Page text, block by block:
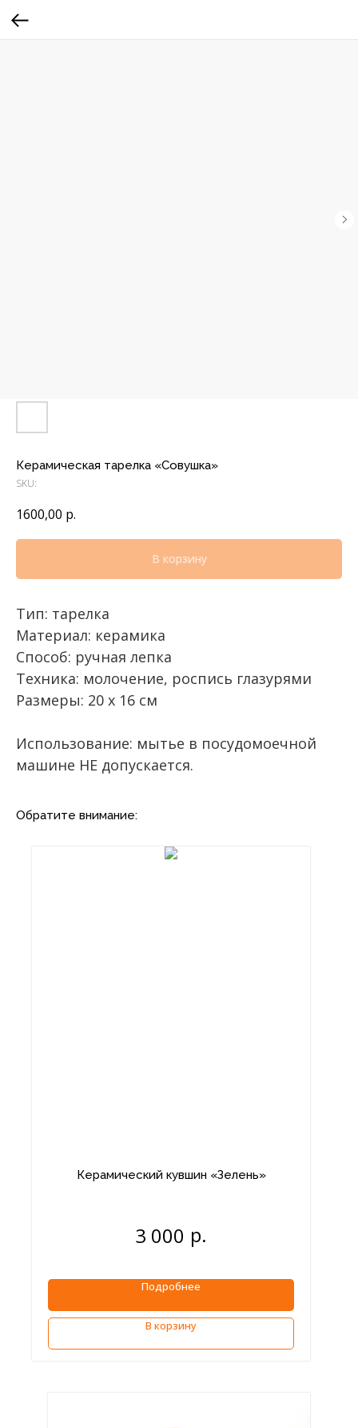
Керамическая тарелка «Совушка»
SKU:
1600,00 р.
В корзину
Тип: тарелка
Материал: керамика
Способ: ручная лепка
Техника: молочение, роспись глазурями
Размеры: 20 х 16 см
Использование: мытье в посудомоечной
машине НЕ допускается.
Обратите внимание:
Керамический кувшин «Зелень»
3 000 р.
Подробнее
В корзину